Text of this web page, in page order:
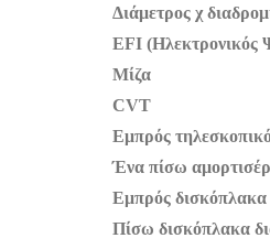
Διάμετρος χ
EFI (Ηλεκτρονικός
Μίζα
CVT
Εμπρός
Ένα πίσω αμορτισέρ
Εμπρός δισκόπλακα
Πίσω δισκόπλακα